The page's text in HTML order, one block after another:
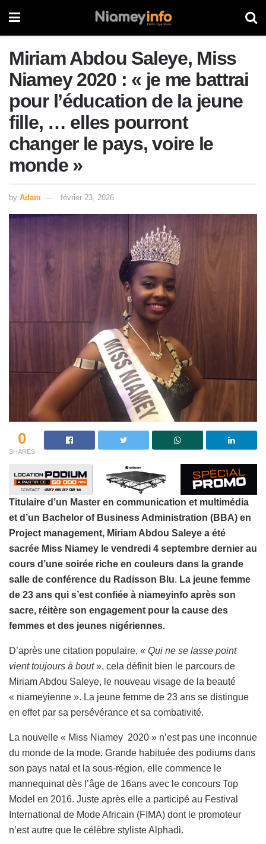
Miriam Abdou Saleye, Miss
Niamey 2020 : « je me battrai
pour l’éducation de la jeune
fille, … elles pourront
changer le pays, voire le
monde »
by Adam février 23, 2026
0
SHARES
Titulaire d’un Master en communication et multimédia
et d’un Bachelor of Business Administration (BBA) en
Project management, Miriam Abdou Saleye a été
sacrée Miss Niamey le vendredi 4 septembre dernier au
cours d’une soirée riche en couleurs dans la grande
salle de conférence du Radisson Blu. La jeune femme
de 23 ans qui s’est confiée à niameyinfo après son
sacre, réitère son engagement pour la cause des
femmes et des jeunes nigériennes.
D’après une citation populaire, « Qui ne se lasse point
vient toujours à bout», cela définit bien le parcours de
Miriam Abdou Saleye, le nouveau visage de la beauté
« niameyienne ». La jeune femme de 23 ans se distingue
en effet par sa persévérance et sa combativité.
La nouvelle « Miss Niamey 2020 » n’est pas une inconnue
du monde de la mode. Grande habituée des podiums dans
son pays natal et la sous-région, elle commence le
mannequinat dès l’âge de 16ans avec le concours Top
Model en 2016. Juste après elle a participé au Festival
International de Mode Africain (FIMA) dont le promoteur
n’est autre que le célèbre styliste Alphadi.